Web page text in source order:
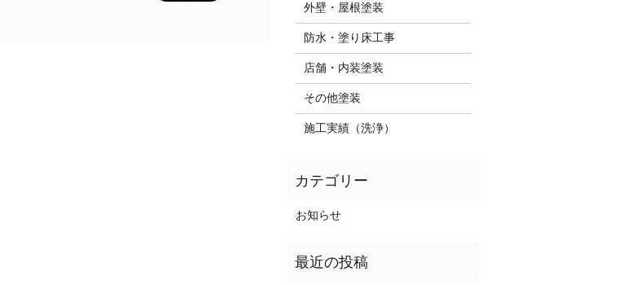
外壁・屋根塗装
防水・塗り床工事
店舗・内装塗装
その他塗装
施工実績（洗浄）
お知らせ